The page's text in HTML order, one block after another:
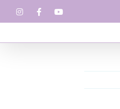
InstagramFacebook